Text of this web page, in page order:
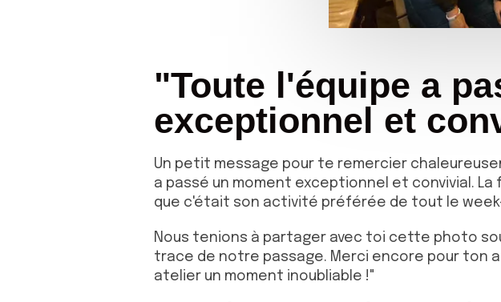
"Toute l'équipe a
exceptionnel et
Un petit message pour te remercier
a passé un moment exceptionnel et convivial.
que c'était son activité préférée de tout le
Nous tenions à partager avec toi cette photo
trace de notre passage. Merci encore pour ton
atelier un moment inoubliable !"